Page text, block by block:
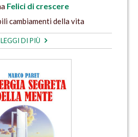
Felici di crescere
cambiamenti della vita
LEGGI DI PIÙ